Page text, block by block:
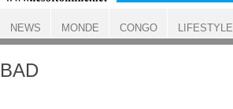
ACCUEIL
BAD
NEWS MONDE CONGO LIFESTYLE